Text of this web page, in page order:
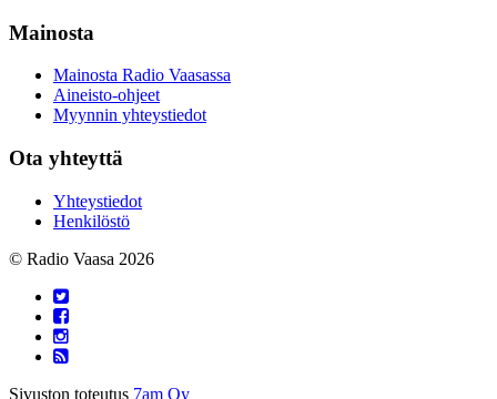
Mainosta
Mainosta Radio Vaasassa
Aineisto-ohjeet
Myynnin yhteystiedot
Ota yhteyttä
Yhteystiedot
Henkilöstö
© Radio Vaasa 2026
Sivuston toteutus 7am Oy